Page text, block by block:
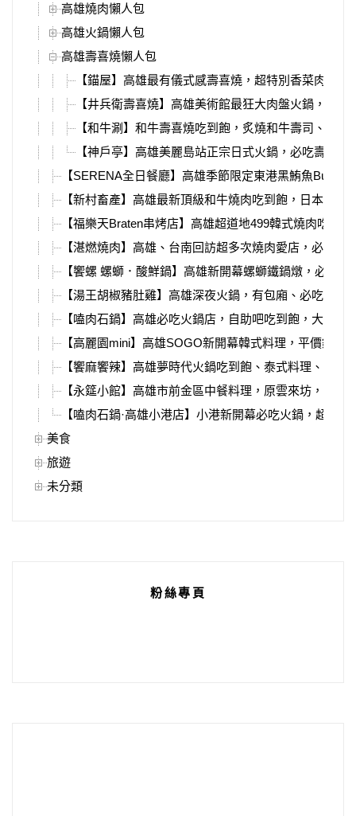
高雄燒肉懶人包
高雄火鍋懶人包
高雄壽喜燒懶人包
【錨屋】高雄最有儀式感壽喜燒，超特別香菜肉塔
【井兵衛壽喜燒】高雄美術館最狂大肉盤火鍋，新
【和牛涮】和牛壽喜燒吃到飽，炙燒和牛壽司、和
【神戶亭】高雄美麗島站正宗日式火鍋，必吃壽喜燒
【SERENA全日餐廳】高雄季節限定東港黑鮪魚Buffet
【新村畜產】高雄最新頂級和牛燒肉吃到飽，日本牧場
【福樂天Braten串烤店】高雄超道地499韓式燒肉吃到
【湛燃燒肉】高雄、台南回訪超多次燒肉愛店，必吃新
【饗螺 螺螄．酸鮮鍋】高雄新開幕螺螄鐵鍋燉，必吃東
【湯王胡椒豬肚雞】高雄深夜火鍋，有包廂、必吃銷魂
【嗑肉石鍋】高雄必吃火鍋店，自助吧吃到飽，大肉盤
【高麗園mini】高雄SOGO新開幕韓式料理，平價銅盤
【饗麻饗辣】高雄夢時代火鍋吃到飽、泰式料理、螃蟹
【永筵小館】高雄市前金區中餐料理，原雲來坊，必比
【嗑肉石鍋·高雄小港店】小港新開幕必吃火鍋，超豐
美食
旅遊
未分類
粉絲專頁